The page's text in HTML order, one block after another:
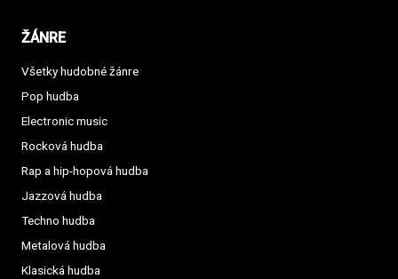
ŽÁNRE
Všetky hudobné žánre
Pop hudba
Electronic music
Rocková hudba
Rap a hip-hopová hudba
Jazzová hudba
Techno hudba
Metalová hudba
Klasická hudba